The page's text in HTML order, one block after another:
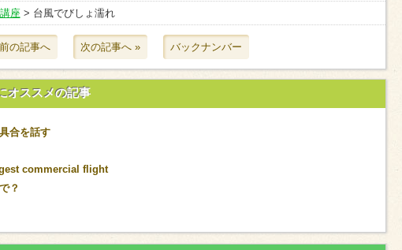
座> 台風でびしょ濡れ
の記事へ 次の記事へ » バックナンバー
オススメの記事
合を話す
commercial flight
？